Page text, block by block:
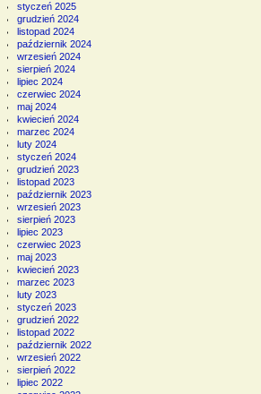
styczeń 2025
grudzień 2024
listopad 2024
październik 2024
wrzesień 2024
sierpień 2024
lipiec 2024
czerwiec 2024
maj 2024
kwiecień 2024
marzec 2024
luty 2024
styczeń 2024
grudzień 2023
listopad 2023
październik 2023
wrzesień 2023
sierpień 2023
lipiec 2023
czerwiec 2023
maj 2023
kwiecień 2023
marzec 2023
luty 2023
styczeń 2023
grudzień 2022
listopad 2022
październik 2022
wrzesień 2022
sierpień 2022
lipiec 2022